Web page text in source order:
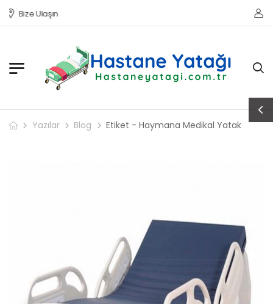
Bize Ulaşın
Yazılar Blog Etiket - Haymana Medikal Yatak